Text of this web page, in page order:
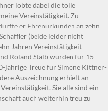
lobte dabei die tolle
Vereinstätigkeit. Zu
er Ehrenurkunden an zehn
(beide leider nicht
Jahren Vereinstätigkeit
Roland Staib wurden für 15-
jährige Treue für Simone Kittner-
Auszeichnung erhielt an
Sie alle sind ein
auch weiterhin treu zu